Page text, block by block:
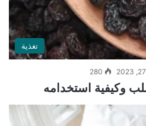
تغذية
280
وكيفية استخدامه